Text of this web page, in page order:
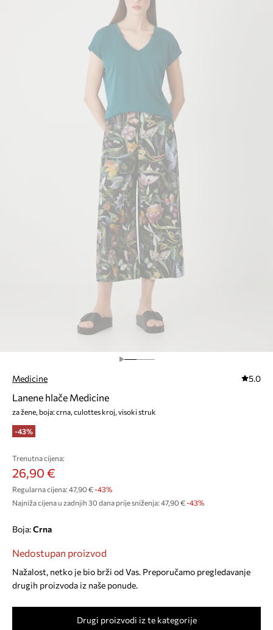
Medicine 5.0
Lanene hlače Medicine
za žene, boja: crna, culottes kroj, visoki struk
-43%
Trenutna cijena:
26,90 €
Regularna cijena: 47,90 €-43%
Najniža cijena u zadnjih 30 dana prije sniženja: 47,90 € -43%
Boja: crna
Nedostupan proizvod
Nažalost, netko je bio brži od Vas. Preporučamo pregledavanje
drugih proizvoda iz naše ponude.
Drugi proizvodi iz te kategorije